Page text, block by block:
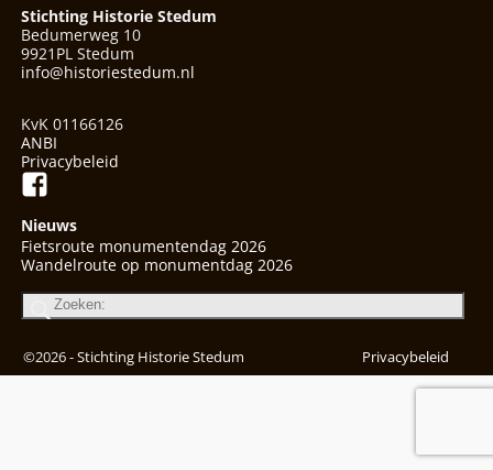
Stichting Historie Stedum
Bedumerweg 10
9921PL Stedum
info@historiestedum.nl
KvK 01166126
ANBI
Privacybeleid
Nieuws
Fietsroute monumentendag 2026
Wandelroute op monumentdag 2026
©2026 -Stichting Historie Stedum Privacybeleid